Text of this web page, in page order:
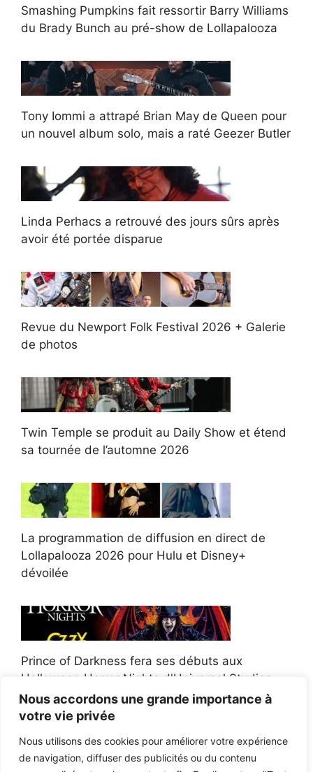
Nous accordons une grande importance à
votre vie privée
Nous utilisons des cookies pour améliorer votre expérience
de navigation, diffuser des publicités ou du contenu
Smashing Pumpkins fait ressortir Barry Williams
du Brady Bunch au pré-show de Lollapalooza
Tony Iommi a attrapé Brian May de Queen pour
un nouvel album solo, mais a raté Geezer Butler
Linda Perhacs a retrouvé des jours sûrs après
avoir été portée disparue
Revue du Newport Folk Festival 2026 + Galerie
de photos
Twin Temple se produit au Daily Show et étend
sa tournée de l’automne 2026
La programmation de diffusion en direct de
Lollapalooza 2026 pour Hulu et Disney+
dévoilée
Prince of Darkness fera ses débuts aux
Halloween Horror Nights d'Universal Studios
Afroman poursuit un policier de l'Ohio après la